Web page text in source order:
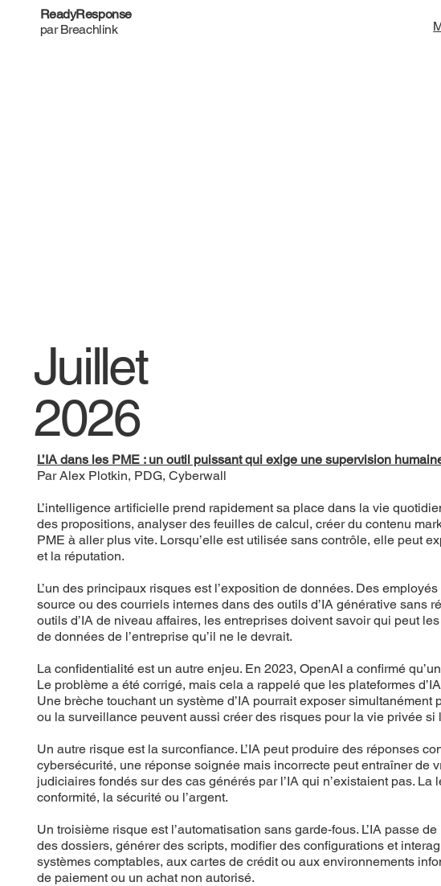
ReadyResponse
par Breachlink
Juillet
2026
L’IA dans les PME : un outil puissant qui exige une supervision
Par Alex Plotkin, PDG, Cyberwall
L’intelligence artificielle prend rapidement sa place dans la vie
des propositions, analyser des feuilles de calcul, créer du contenu
PME à aller plus vite. Lorsqu’elle est utilisée sans contrôle, elle peut
et la réputation.
L’un des principaux risques est l’exposition de données. Des
source ou des courriels internes dans des outils d’IA générative sans
outils d’IA de niveau affaires, les entreprises doivent savoir qui peut
de données de l’entreprise qu’il ne le devrait.
La confidentialité est un autre enjeu. En 2023, OpenAI a confirmé
Le problème a été corrigé, mais cela a rappelé que les plateformes
Une brèche touchant un système d’IA pourrait exposer
ou la surveillance peuvent aussi créer des risques pour la vie privée
Un autre risque est la surconfiance. L’IA peut produire des réponses
cybersécurité, une réponse soignée mais incorrecte peut entraîner
judiciaires fondés sur des cas générés par l’IA qui n’existaient pas.
conformité, la sécurité ou l’argent.
Un troisième risque est l’automatisation sans garde-fous. L’IA passe
des dossiers, générer des scripts, modifier des configurations et
systèmes comptables, aux cartes de crédit ou aux environnements
de paiement ou un achat non autorisé.